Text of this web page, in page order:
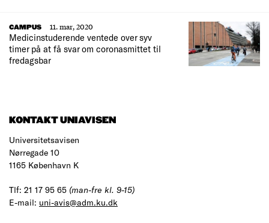
CAMPUS
11. mar, 2020
Medicinstuderende ventede over syv
timer på at få svar om coronasmittet til
fredagsbar
KONTAKT UNIAVISEN
Universitetsavisen
Nørregade 10
1165 København K
Tlf: 21 17 95 65 (man-fre kl. 9-15)
E-mail: uni-avis@adm.ku.dk